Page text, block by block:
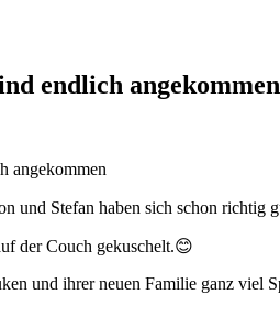
endlich angekommen
und Stefan haben sich schon richtig
der Couch gekuschelt.😊
und ihrer neuen Familie ganz viel